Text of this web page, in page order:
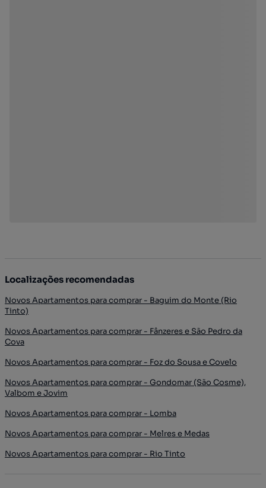
Localizações recomendadas
Novos Apartamentos para comprar - Baguim do Monte (Rio
Tinto)
Novos Apartamentos para comprar - Fânzeres e São Pedro da
Cova
Novos Apartamentos para comprar - Foz do Sousa e Covelo
Novos Apartamentos para comprar - Gondomar (São Cosme),
Valbom e Jovim
Novos Apartamentos para comprar - Lomba
Novos Apartamentos para comprar - Melres e Medas
Novos Apartamentos para comprar - Rio Tinto